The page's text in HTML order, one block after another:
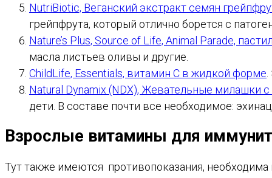
NutriBiotic, Веганский экстракт семян
грейпфрута, который отлично борется с
Nature’s Plus, Source of Life, Animal Parade,
масла листьев оливы и другие.
ChildLife, Essentials, витамин C в жидкой форме
Natural Dynamix (NDX), Жевательные милашки
дети. В составе почти все необходимое:
Взрослые витамины для
Тут также имеются противопоказания, необходима